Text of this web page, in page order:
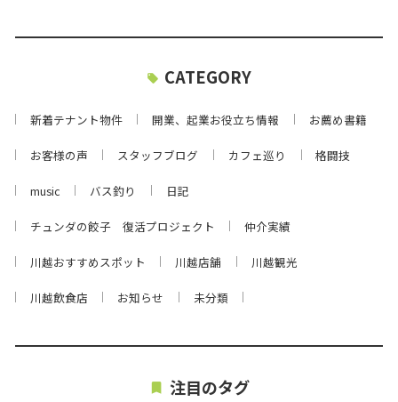
CATEGORY
新着テナント物件 開業、起業お役立ち情報 お薦め書籍
お客様の声 スタッフブログ カフェ巡り 格闘技
music バス釣り 日記
チュンダの餃子 復活プロジェクト 仲介実績
川越おすすめスポット 川越店舗 川越観光
川越飲食店 お知らせ 未分類
注目のタグ